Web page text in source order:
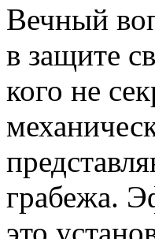
Вечный
в защите
кого не
грабежа.
это